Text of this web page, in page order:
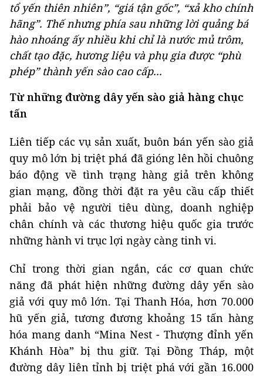
tổ yến thiên nhiên”, “giá tận gốc”, “xả kho chính
hãng”. Thế nhưng phía sau những lời quảng bá
hào nhoáng ấy nhiều khi chỉ là nước mủ trôm,
chất tạo đặc, hương liệu và phụ gia được “phù
phép” thành yến sào cao cấp...
Từ những đường dây yến sào giả hàng chục
tấn
Liên tiếp các vụ sản xuất, buôn bán yến sào giả
quy mô lớn bị triệt phá đã gióng lên hồi chuông
báo động về tình trạng hàng giả trên không
gian mạng, đồng thời đặt ra yêu cầu cấp thiết
phải bảo vệ người tiêu dùng, doanh nghiệp
chân chính và các thương hiệu quốc gia trước
những hành vi trục lợi ngày càng tinh vi.
Chỉ trong thời gian ngắn, các cơ quan chức
năng đã phát hiện những đường dây yến sào
giả với quy mô lớn. Tại Thanh Hóa, hơn 70.000
hũ yến giả, tương đương khoảng 15 tấn hàng
hóa mang danh “Mina Nest - Thượng đỉnh yến
Khánh Hòa” bị thu giữ. Tại Đồng Tháp, một
đường dây liên tỉnh bị triệt phá với gần 16.000